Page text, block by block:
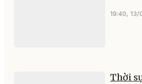
19:40,
Thời